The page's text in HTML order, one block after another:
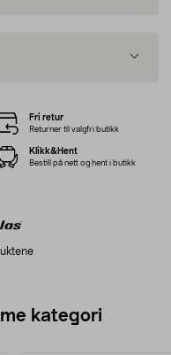
Fri retur
Returner til valgfri butikk
Klikk&Hent
Bestill på nett og hent i butikk
kategori